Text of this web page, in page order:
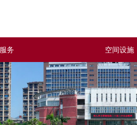
服务 空间设施